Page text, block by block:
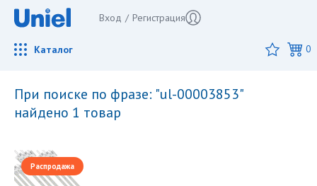
Вход / Регистрация
Каталог 0
при поиске по фразе: "ul-00003853"
найдено 1 товар
Распродажа